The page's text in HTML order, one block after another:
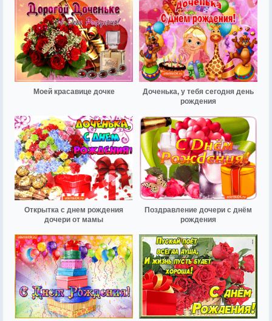
Моей красавице дочке
Доченька, у тебя сегодня день
рождения
Открытка с днем рождения
дочери от мамы
Поздравление дочери с днём
рождения